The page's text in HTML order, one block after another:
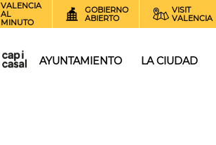
VALENCIA
AL
MINUTO
GOBIERNO
ABIERTO
VISIT
VALENCIA
AYUNTAMIENTO LA CIUDAD